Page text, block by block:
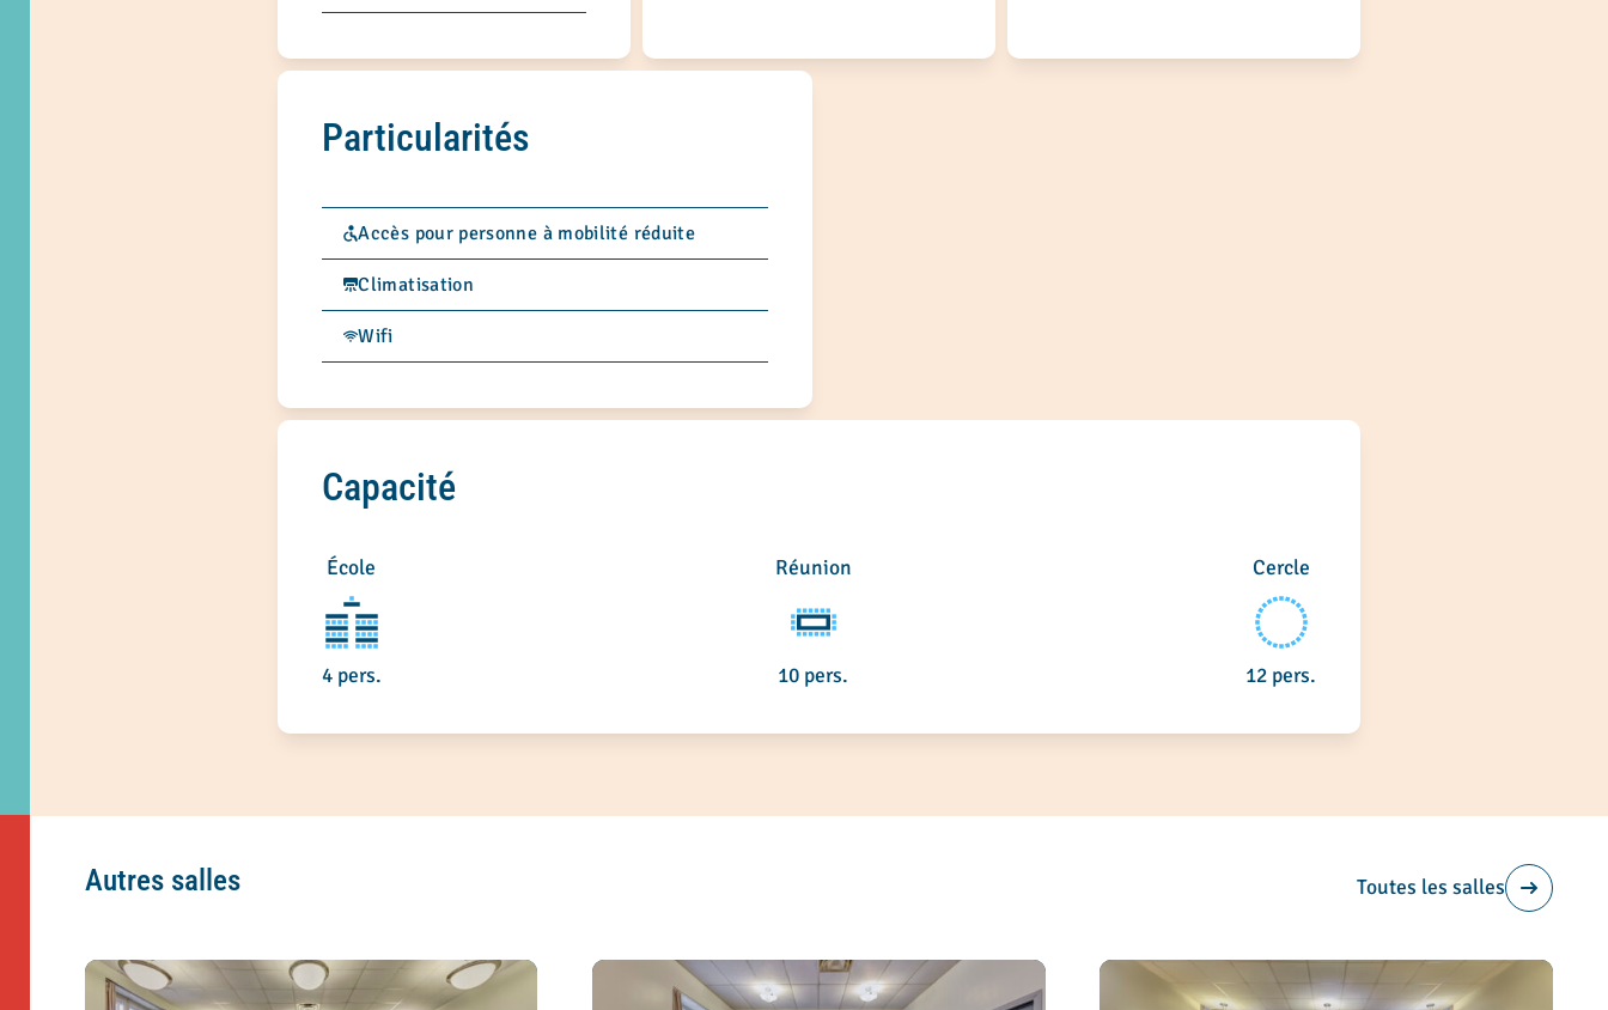
Particularités
Accès pour personne à mobilité réduite
Climatisation
Wifi
Capacité
École
4 pers.
Réunion
10 pers.
Cercle
12 pers.
Autres salles Toutes les salles